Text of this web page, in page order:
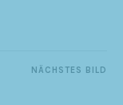
NÄCHSTES BILD